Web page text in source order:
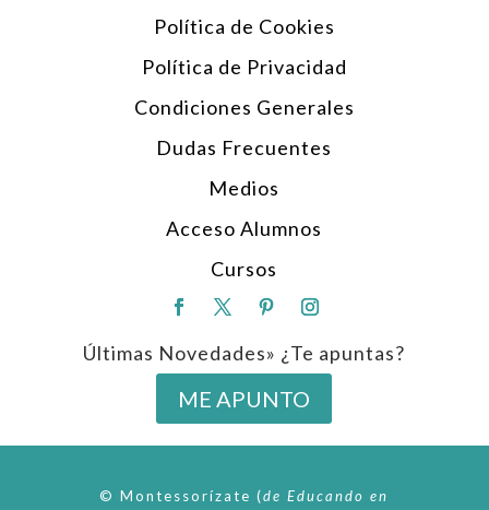
Política de Cookies
Política de Privacidad
Condiciones Generales
Dudas Frecuentes
Medios
Acceso Alumnos
Cursos
Últimas Novedades» ¿Te apuntas?
ME APUNTO
© Montessorízate(de Educando en